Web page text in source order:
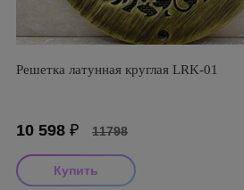
Решетка латунная круглая LRK-01
10 598 ₽ 11798